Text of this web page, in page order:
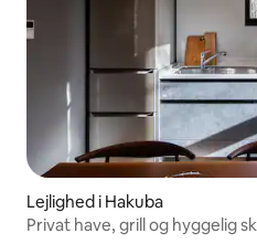
Lejlighed i Hakuba
Privat have, grill og hyggelig